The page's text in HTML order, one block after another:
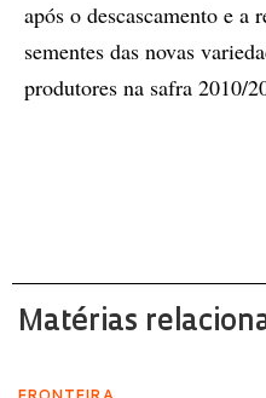
após o descascamento e a
sementes das novas
produtores na safra 2010/